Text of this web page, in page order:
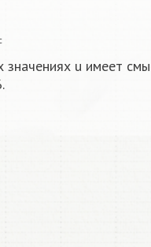
значениях u имеет